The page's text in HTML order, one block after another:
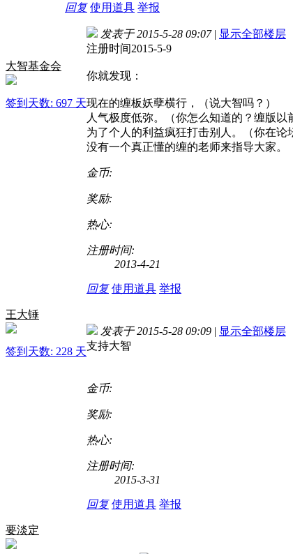
回复 使用道具 举报
大智基金会
签到天数: 697 天
发表于 2015-5-28 09:07 | 显示全部楼层
注册时间2015-5-9
你就发现：
现在的缠板妖孽横行，（说大智吗？）
人气极度低弥。（你怎么知道的？缠版以
为了个人的利益疯狂打击别人。（你在论
没有一个真正懂的缠的老师来指导大家。
金币:
奖励:
热心:
注册时间:
2013-4-21
回复 使用道具 举报
王大锤
签到天数: 228 天
发表于 2015-5-28 09:09 | 显示全部楼层
支持大智
金币:
奖励:
热心:
注册时间:
2015-3-31
回复 使用道具 举报
要淡定